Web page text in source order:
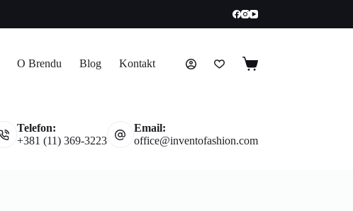
O Brendu Blog Kontakt
Telefon:
+381 (11) 369-3223
Email:
office@inventofashion.com